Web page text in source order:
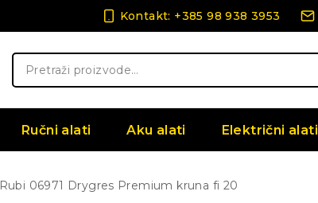
Kontakt: +385 98 938 3953
Pretraži:
Ručni alati Aku alati Električni alati
Rubi 06971 Drygres Premium kruna fi 20